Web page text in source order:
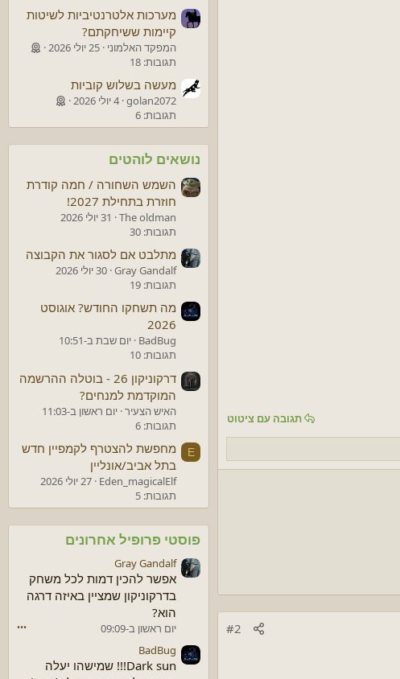
תגובה עם ציטוט
#2
מערכות אלטרנטיביות לשיטות
קיימות ששיחקתם?
המפקד האלמוני 25 יולי 2026
תגובות: 18
מעשה בשלוש קוביות
golan2072 4 יולי 2026
תגובות: 6
נושאים לוהטים
השמש השחורה / חמה קודרת
חוזרת בתחילת 2027!
The oldman
31 יולי 2026
תגובות: 30
מתלבט אם לסגור את הקבוצה
Gray Gandalf 30 יולי 2026
תגובות: 19
מה תשחקו החודש? אוגוסט
2026
BadBug יום שבת ב-10:51
תגובות: 10
דרקוניקון 26 - בוטלה ההרשמה
המוקדמת למנחים?
האיש הצעיר יום ראשון ב-11:03
תגובות: 6
E
מחפשת להצטרף לקמפיין חדש
בתל אביב/אונליין
Eden_magicalElf 27 יולי 2026
תגובות: 5
פוסטי פרופיל אחרונים
Gray Gandalf
אפשר להכין דמות לכל משחק
בדרקוניקון שמציין באיזה דרגה
הוא?
יום ראשון ב-09:09 •••
BadBug
Dark sun!!! שמישהו יעלה